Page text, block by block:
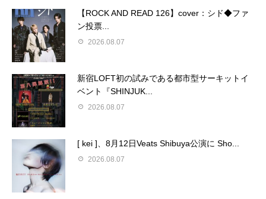
【ROCK AND READ 126】cover：シド◆ファ
ン投票...
2026.08.07
新宿LOFT初の試みである都市型サーキットイ
ベント『SHINJUK...
2026.08.07
[ kei ]、8月12日Veats Shibuya公演に Sho...
2026.08.07